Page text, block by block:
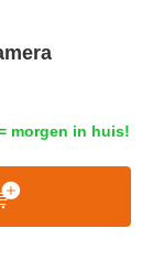
morgen in huis!